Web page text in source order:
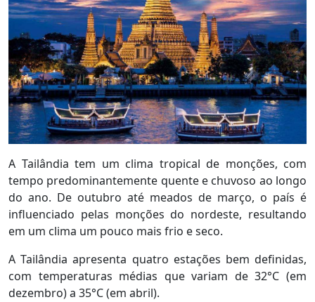
A Tailândia tem um clima tropical de monções, com
tempo predominantemente quente e chuvoso ao longo
do ano. De outubro até meados de março, o país é
influenciado pelas monções do nordeste, resultando
em um clima um pouco mais frio e seco.
A Tailândia apresenta quatro estações bem definidas,
com temperaturas médias que variam de 32°C (em
dezembro) a 35°C (em abril).